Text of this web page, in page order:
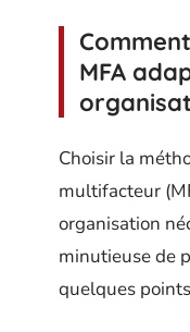
MFA
Choisir la
multifacteur
organisation
minutieuse de
quelques